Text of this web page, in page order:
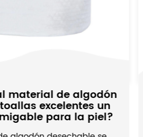
Fabrada no tejida
Soluciones de alto
Zhejiang Daile Non-
Material Co.,